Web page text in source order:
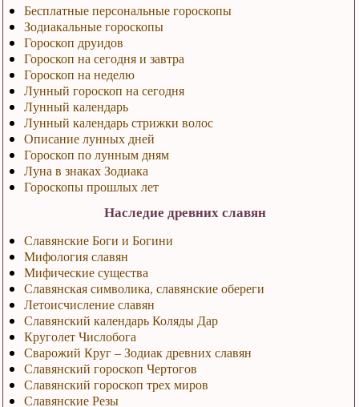
Бесплатные персональные гороскопы
Зодиакальные гороскопы
Гороскоп друидов
Гороскоп на сегодня и завтра
Гороскоп на неделю
Лунный гороскоп на сегодня
Лунный календарь
Лунный календарь стрижки волос
Описание лунных дней
Гороскоп по лунным дням
Луна в знаках Зодиака
Гороскопы прошлых лет
Наследие древних славян
Славянские Боги и Богини
Мифология славян
Мифические существа
Славянская символика, славянские обереги
Летоисчисление славян
Славянский календарь Коляды Дар
Круголет Числобога
Сварожий Круг – Зодиак древних славян
Славянский гороскоп Чертогов
Славянский гороскоп трех миров
Славянские Резы